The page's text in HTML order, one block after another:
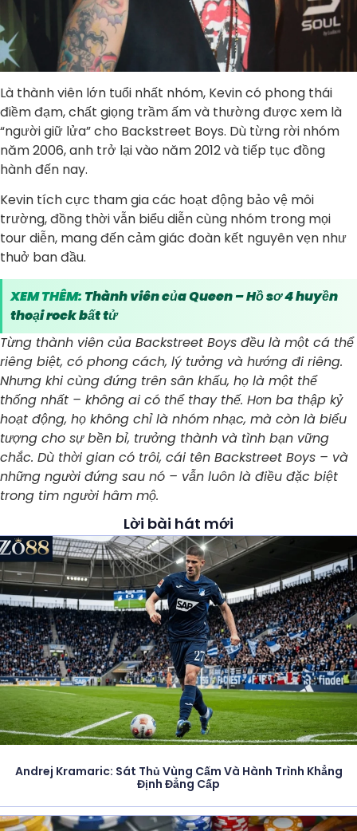
Là thành viên lớn tuổi nhất nhóm, Kevin có phong thái
điềm đạm, chất giọng trầm ấm và thường được xem là
“người giữ lửa” cho Backstreet Boys. Dù từng rời nhóm
năm 2006, anh trở lại vào năm 2012 và tiếp tục đồng
hành đến nay.
Kevin tích cực tham gia các hoạt động bảo vệ môi
trường, đồng thời vẫn biểu diễn cùng nhóm trong mọi
tour diễn, mang đến cảm giác đoàn kết nguyên vẹn như
thuở ban đầu.
XEM THÊM: Thành viên của Queen – Hồ sơ 4 huyền
thoại rock bất tử
Từng thành viên của Backstreet Boys đều là một cá thể
riêng biệt, có phong cách, lý tưởng và hướng đi riêng.
Nhưng khi cùng đứng trên sân khấu, họ là một thể
thống nhất – không ai có thể thay thế. Hơn ba thập kỷ
hoạt động, họ không chỉ là nhóm nhạc, mà còn là biểu
tượng cho sự bền bỉ, trưởng thành và tình bạn vững
chắc. Dù thời gian có trôi, cái tên Backstreet Boys – và
những người đứng sau nó – vẫn luôn là điều đặc biệt
trong tim người hâm mộ.
Lời bài hát mới
Andrej Kramaric: Sát Thủ Vùng Cấm Và Hành Trình Khẳng
Định Đẳng Cấp